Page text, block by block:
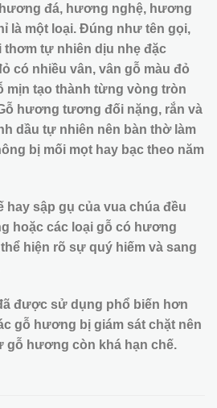
đá, hương nghệ, hương
là một loại. Đúng như tên gọi,
tự nhiên dịu nhẹ đặc
có nhiều vân, vân gỗ màu đỏ
mịn tạo thành từng vòng tròn
hương tương đối nặng, rắn và
dầu tự nhiên nên bàn thờ làm
bị mối mọt hay bạc theo năm
hay sập gụ của vua chúa đều
hoặc các loại gỗ có hương
hiện rõ sự quý hiếm và sang
được sử dụng phổ biến hơn
gỗ hương bị giám sát chặt nên
gỗ hương còn khá hạn chế.